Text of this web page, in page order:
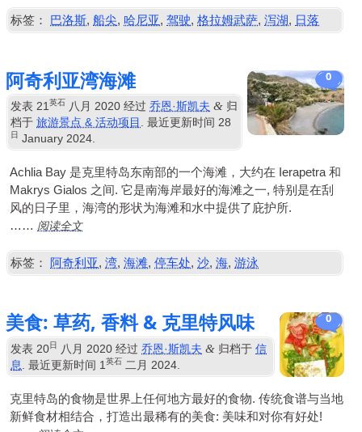
标签： 巴洛斯,船尖, 哈尼亚,驾驶,格拉姆武萨,泻湖, 日落
0
阿奇利亚湾海滩
发表21英石 八月 2020 经过乔恩·斯凯夫 & 归
档于旅游景点 & 活动项目 . 最近更新时间28
日 January 2024.
Achlia Bay 是克里特岛东南部的一个海滩，大约在 Ierapetra 和
Makrys Gialos 之间. 它是南海岸最好的海滩之一, 特别是在刮
风的日子里，海湾的形状为海滩和水中提供了庇护所.
…… 阅读全文
标签： 阿奇利亚,湾,海滩,停车处,沙,海,游泳
0
美食: 草药, 香料 & 克里特风味
发表 20日 八月 2020 经过乔恩·斯凯夫 & 归档于信
息
. 最近更新时间 1英石 二月 2024
克里特岛的食物是世界上任何地方最好的食物. 传统食谱与当地
新鲜食材相结合，打造出最稀有的美食: 美味和对你有好处!